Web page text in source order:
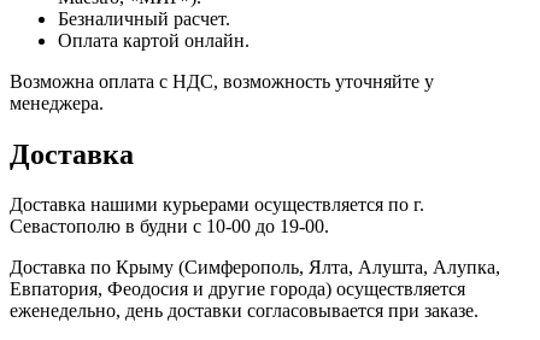
Безналичный расчет.
Оплата картой онлайн.
Возможна оплата с НДС, возможность уточняйте у
менеджера.
Доставка
Доставка нашими курьерами осуществляется по г.
Севастополю в будни с 10-00 до 19-00.
Доставка по Крыму (Симферополь, Ялта, Алушта, Алупка,
Евпатория, Феодосия и другие города) осуществляется
еженедельно, день доставки согласовывается при заказе.